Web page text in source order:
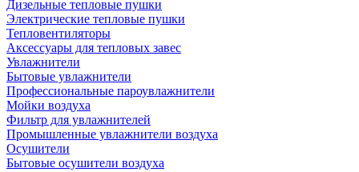
Дизельные тепловые пушки
Электрические тепловые пушки
Тепловентиляторы
Аксессуары для тепловых завес
Увлажнители
Бытовые увлажнители
Профессиональные пароувлажнители
Мойки воздуха
Фильтр для увлажнителей
Промышленные увлажнители воздуха
Осушители
Бытовые осушители воздуха